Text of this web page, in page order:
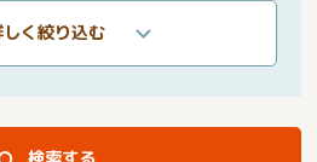
く絞り込む